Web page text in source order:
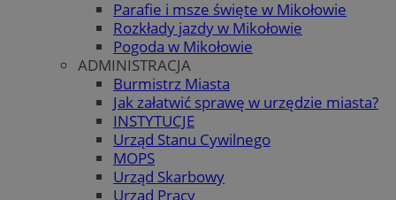
Parafie i msze święte w Mikołowie
Rozkłady jazdy w Mikołowie
Pogoda w Mikołowie
ADMINISTRACJA
Burmistrz Miasta
Jak załatwić sprawę w urzędzie miasta?
INSTYTUCJE
Urząd Stanu Cywilnego
MOPS
Urząd Skarbowy
Urząd Pracy